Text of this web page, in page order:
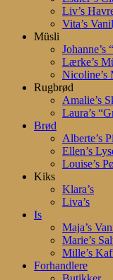
Liv’s
Vita’s
Müsli
Johanne’s
Lærke’s
Nicoline’s
Rugbrød
Amalie’s
Laura’s
Brød
Alberte’s
Ellen’s
Louise’s
Kiks
Klara’s
Liva’s
Is
Maja’s
Marie’s
Mille’s
Forhandlere